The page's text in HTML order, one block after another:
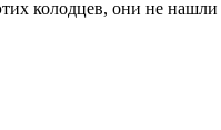
колодцев, они не